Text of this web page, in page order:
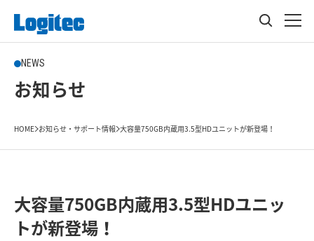
NEWS
お知らせ
HOME お知らせ・サポート情報 大容量750GB内蔵用3.5型HDユニットが新登場！
大容量750GB内蔵用3.5型HDユニッ
トが新登場！